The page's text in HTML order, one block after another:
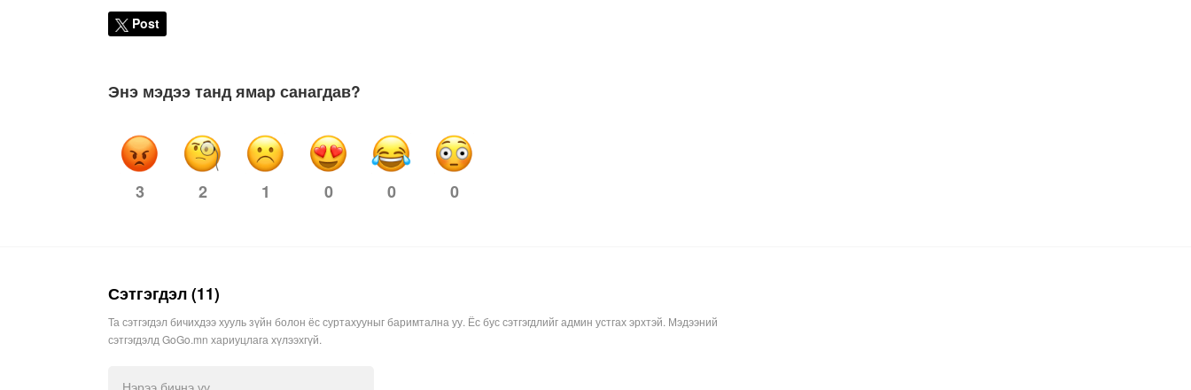
Post
Энэ мэдээ танд ямар санагдав?
3 2 1 0 0 0
Сэтгэгдэл (11)
Та сэтгэгдэл бичихдээ хууль зүйн болон ёс суртахууныг баримтална уу. Ёс бус сэтгэгдлийг админ устгах эрхтэй. Мэдээний
сэтгэгдэлд GoGo.mn хариуцлага хүлээхгүй.